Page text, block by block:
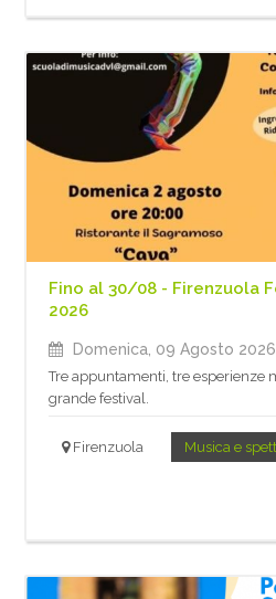
Fino al 30/08 - Firenzuola
2026
Domenica, 09 Agosto 2026
Tre appuntamenti, tre esperienze
grande festival.
Firenzuola Musica e